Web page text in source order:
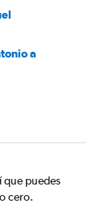
a
que puedes
cero.